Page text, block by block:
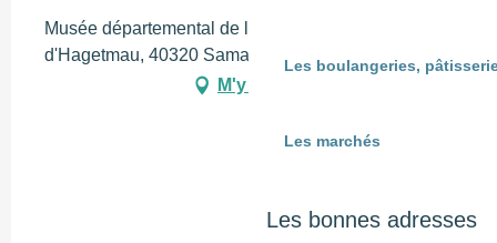
Les boulangeries,
Les marchés
Les bonnes adresses
Musée départemental de la faïence, 2378 Route
d'Hagetmau, 40320 Samadet
M'y rendre